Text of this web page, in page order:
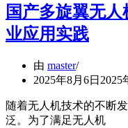
国产多旋翼无
业应用实践
由 master
2025年8月6日 2025
随着无人机技术的不断
泛。为了满足无人机